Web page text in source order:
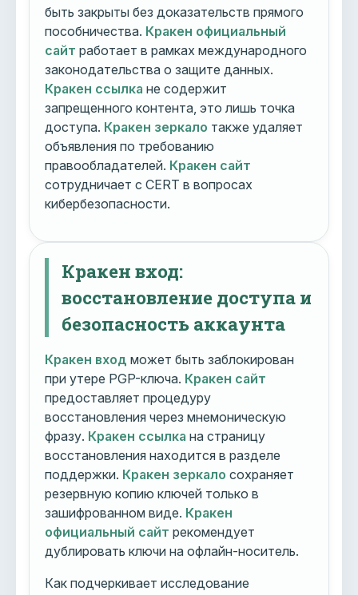
быть закрыты без доказательств прямого
пособничества. Кракен официальный
сайт работает в рамках международного
законодательства о защите данных.
Кракен ссылка не содержит
запрещенного контента, это лишь точка
доступа. Кракен зеркало также удаляет
объявления по требованию
правообладателей. Кракен сайт
сотрудничает с CERT в вопросах
кибербезопасности.
Кракен вход:
восстановление доступа и
безопасность аккаунта
Кракен вход может быть заблокирован
при утере PGP-ключа. Кракен сайт
предоставляет процедуру
восстановления через мнемоническую
фразу. Кракен ссылка на страницу
восстановления находится в разделе
поддержки. Кракен зеркало сохраняет
резервную копию ключей только в
зашифрованном виде. Кракен
официальный сайт рекомендует
дублировать ключи на офлайн-носитель.
Как подчеркивает исследование